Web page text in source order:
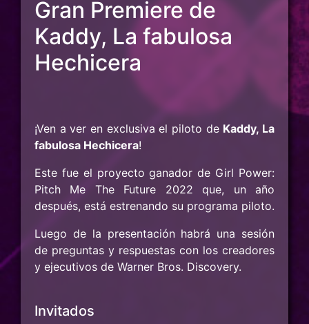
Gran Premiere de
Kaddy, La fabulosa
Hechicera
¡Ven a ver en exclusiva el piloto de Kaddy, La
fabulosa Hechicera!
Este fue el proyecto ganador de Girl Power:
Pitch Me The Future 2022 que, un año
después, está estrenando su programa piloto.
Luego de la presentación habrá una sesión
de preguntas y respuestas con los creadores
y ejecutivos de Warner Bros. Discovery.
Invitados